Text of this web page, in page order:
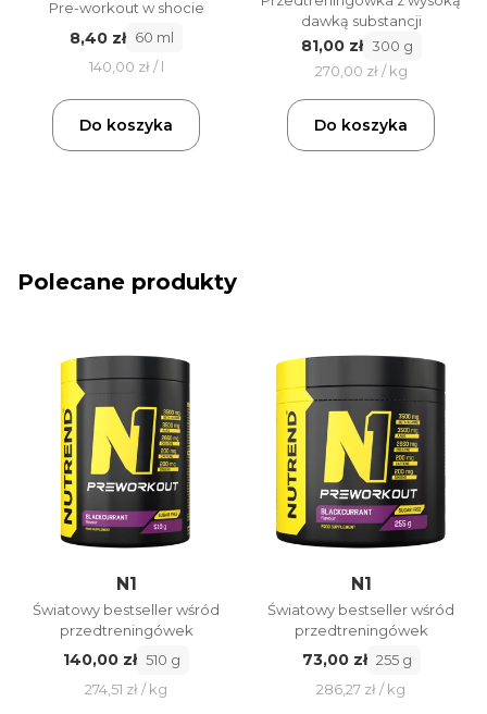
Pre-workout w shocie
8,40 zł 60 ml
140,00 zł / l
Do koszyka
dawką substancji
81,00 zł 300 g
270,00 zł / kg
Do koszyka
Polecane produkty
N1
Światowy bestseller wśród
przedtreningówek
140,00 zł 510 g
274,51 zł / kg
N1
Światowy bestseller wśród
przedtreningówek
73,00 zł 255 g
286,27 zł / kg